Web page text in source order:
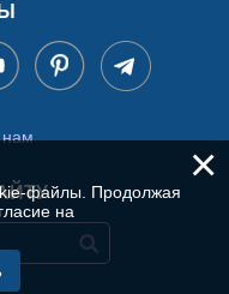
×
файлы. Продолжая
на